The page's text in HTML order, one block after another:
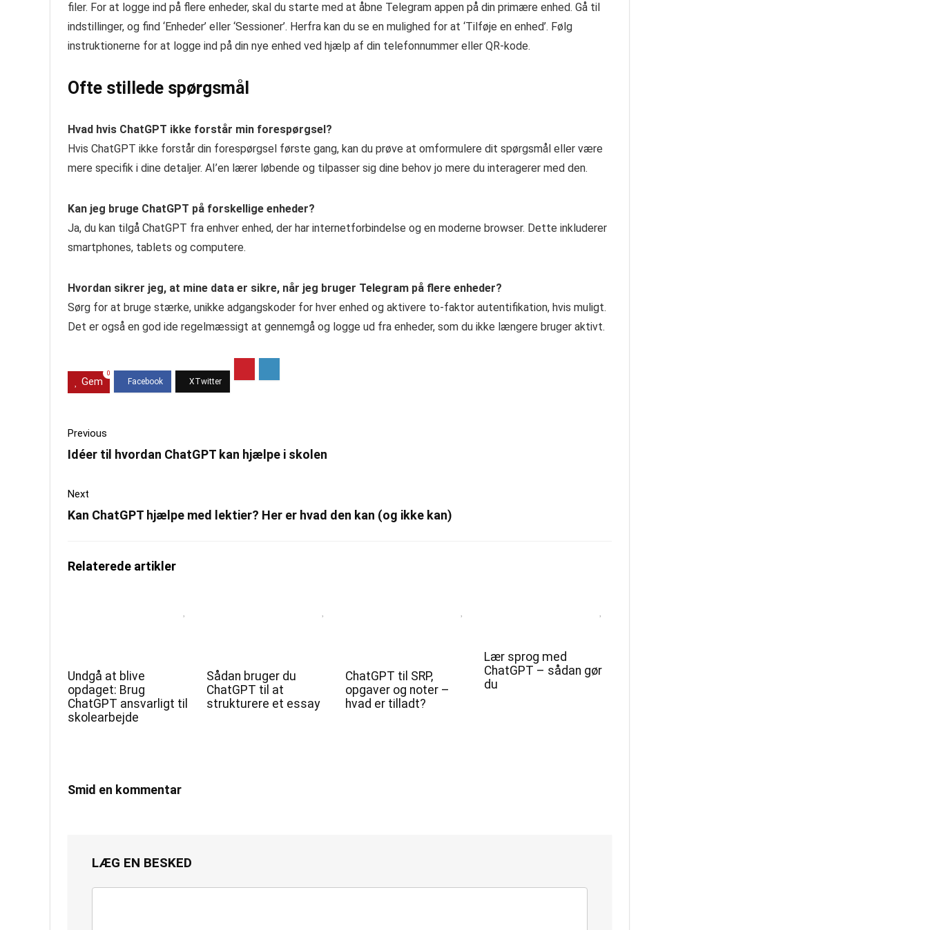
filer. For at logge ind på flere enheder, skal du starte med at åbne Telegram appen på din primære enhed. Gå til
indstillinger, og find ‘Enheder’ eller ‘Sessioner’. Herfra kan du se en mulighed for at ‘Tilføje en enhed’. Følg
instruktionerne for at logge ind på din nye enhed ved hjælp af din telefonnummer eller QR-kode.
Ofte stillede spørgsmål
Hvad hvis ChatGPT ikke forstår min forespørgsel?
Hvis ChatGPT ikke forstår din forespørgsel første gang, kan du prøve at omformulere dit spørgsmål eller være
mere specifik i dine detaljer. AI’en lærer løbende og tilpasser sig dine behov jo mere du interagerer med den.
Kan jeg bruge ChatGPT på forskellige enheder?
Ja, du kan tilgå ChatGPT fra enhver enhed, der har internetforbindelse og en moderne browser. Dette inkluderer
smartphones, tablets og computere.
Hvordan sikrer jeg, at mine data er sikre, når jeg bruger Telegram på flere enheder?
Sørg for at bruge stærke, unikke adgangskoder for hver enhed og aktivere to-faktor autentifikation, hvis muligt.
Det er også en god ide regelmæssigt at gennemgå og logge ud fra enheder, som du ikke længere bruger aktivt.
Gem
0
Previous
Idéer til hvordan ChatGPT kan hjælpe i skolen
Next
Kan ChatGPT hjælpe med lektier? Her er hvad den kan (og ikke kan)
Relaterede artikler
Undgå at blive
opdaget: Brug
ChatGPT ansvarligt til
skolearbejde
Sådan bruger du
ChatGPT til at
strukturere et essay
ChatGPT til SRP,
opgaver og noter –
hvad er tilladt?
Lær sprog med
ChatGPT – sådan gør
du
Smid en kommentar
LÆG EN BESKED